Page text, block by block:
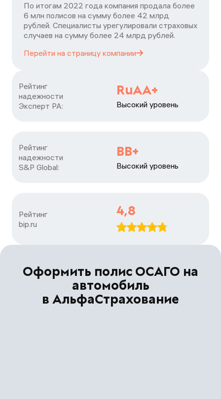
По итогам 2022 года компания продала более
6 млн полисов на сумму более 42 млрд
рублей. Специалисты урегулировали страховых
случаев на сумму более 24 млрд рублей.
Перейти на страницу компании
Рейтинг
надежности
Эксперт РА:
RuAA+
Высокий уровень
Рейтинг
надежности
S&P Global:
ВВ+
Высокий уровень
Рейтинг
bip.ru
4,8
Оформить полис ОСАГО на
автомобиль
в АльфаСтрахование